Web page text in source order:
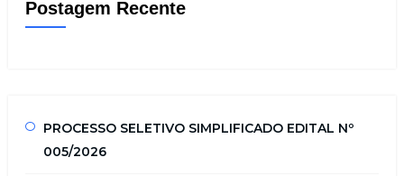
Postagem Recente
PROCESSO SELETIVO SIMPLIFICADO EDITAL Nº
005/2026